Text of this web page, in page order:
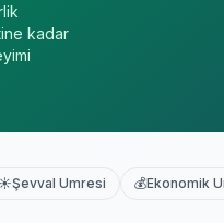
kadar
☀️Şevval Umresi 💰Ekonomik